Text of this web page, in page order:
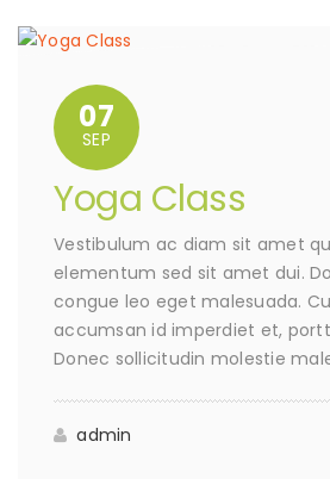
07
SEP
Yoga Class
Vestibulum ac diam sit amet
elementum sed sit amet dui.
congue leo eget malesuada.
accumsan id imperdiet et,
Donec sollicitudin molestie
admin